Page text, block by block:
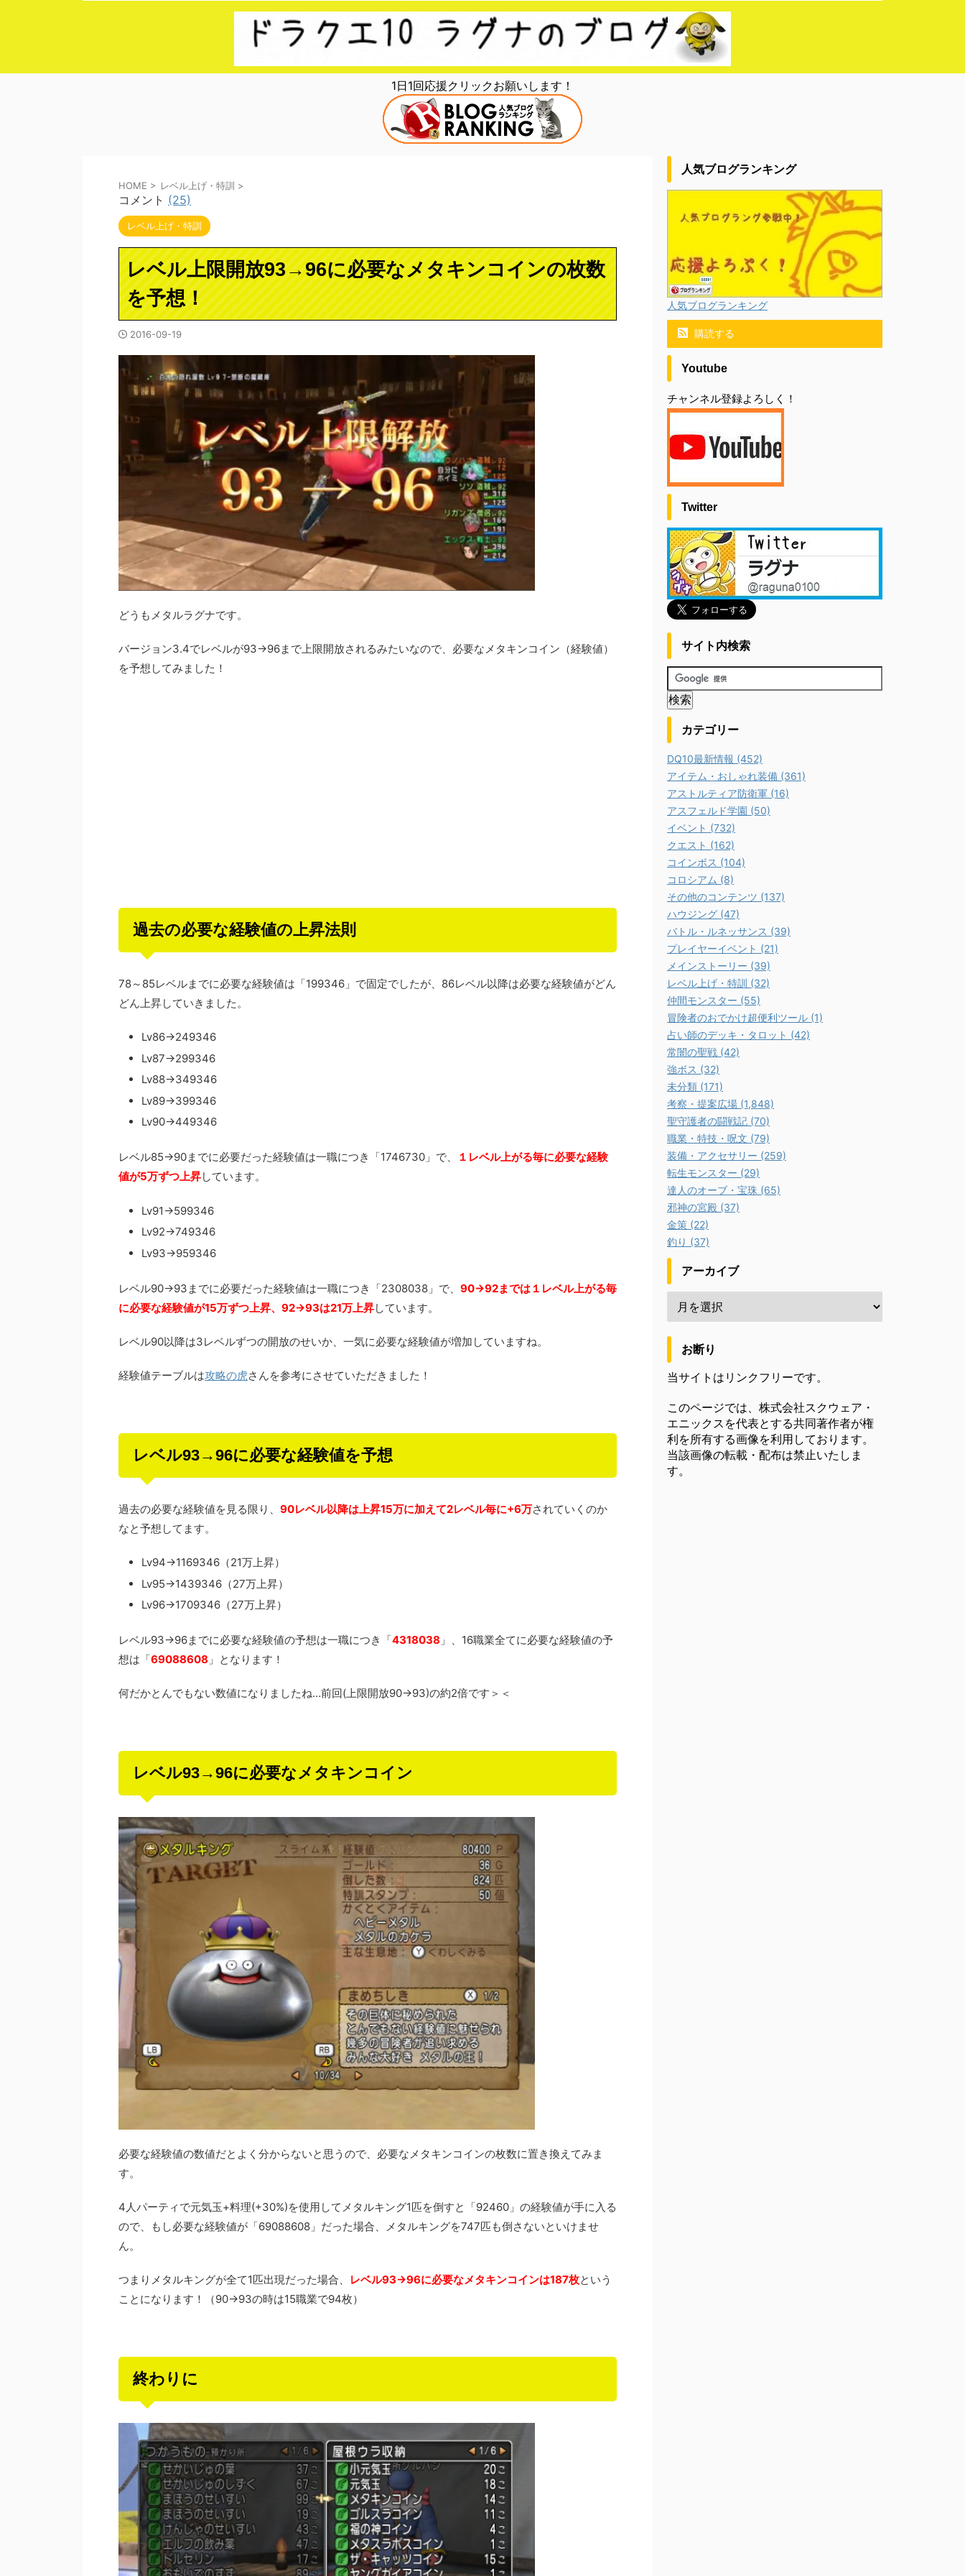
1日1回応援クリックお願いします！
HOME > レベル上げ・特訓 >
コメント (25)
レベル上げ・特訓
レベル上限開放93→96に必要なメタキンコインの枚数
を予想！
2016-09-19
どうもメタルラグナです。
バージョン3.4でレベルが93→96まで上限開放されるみたいなので、必要なメタキンコイン（経験値）
を予想してみました！
過去の必要な経験値の上昇法則
78～85レベルまでに必要な経験値は「199346」で固定でしたが、86レベル以降は必要な経験値がどん
どん上昇していきました。
Lv86→249346
Lv87→299346
Lv88→349346
Lv89→399346
Lv90→449346
レベル85→90までに必要だった経験値は一職につき「1746730」で、
１レベル上がる毎に必要な経験
値が5万ずつ上昇しています。
Lv91→599346
Lv92→749346
Lv93→959346
レベル90→93までに必要だった経験値は一職につき「2308038」で、 90→92までは １レベル上がる毎
に必要な経験値が15万ずつ上昇、92→93は21万上昇しています。
レベル90以降は3レベルずつの開放のせいか、一気に必要な経験値が増加していますね。
経験値テーブルは攻略の虎さんを参考にさせていただきました！
レベル93→96に必要な経験値を予想
過去の必要な経験値を見る限り、 90レベル以降は上昇15万に加えて2レベル毎に+6万されていくのか
なと予想してます。
Lv94→1169346（21万上昇）
Lv95→1439346（27万上昇）
Lv96→1709346（27万上昇）
レベル93→96までに必要な経験値の予想は一職につき「4318038 」、16職業全てに必要な経験値の予
想は「69088608 」となります！
何だかとんでもない数値になりましたね…前回(上限開放90→93)の約2倍です＞＜
レベル93→96に必要なメタキンコイン
必要な経験値の数値だとよく分からないと思うので、必要なメタキンコインの枚数に置き換えてみま
す。
4人パーティで元気玉+料理(+30%)を使用してメタルキング1匹を倒すと「92460」の経験値が手に入る
ので、もし必要な経験値が「69088608」だった場合、メタルキングを747匹も倒さないといけませ
ん。
つまりメタルキングが全て1匹出現だった場合、 レベル93→96に必要なメタキンコインは187枚という
ことになります！（90→93の時は15職業で94枚）
終わりに
人気ブログランキング
人気ブログランキング
購読する
Youtube
チャンネル登録よろしく！
Twitter
サイト内検索
カテゴリー
DQ10最新情報 (452)
アイテム・おしゃれ装備 (361)
アストルティア防衛軍 (16)
アスフェルド学園 (50)
イベント (732)
クエスト (162)
コインボス (104)
コロシアム (8)
その他のコンテンツ (137)
ハウジング (47)
バトル・ルネッサンス (39)
プレイヤーイベント (21)
メインストーリー (39)
レベル上げ・特訓 (32)
仲間モンスター (55)
冒険者のおでかけ超便利ツール (1)
占い師のデッキ・タロット (42)
常闇の聖戦 (42)
強ボス (32)
未分類 (171)
考察・提案広場 (1,848)
聖守護者の闘戦記 (70)
職業・特技・呪文 (79)
装備・アクセサリー (259)
転生モンスター (29)
達人のオーブ・宝珠 (65)
邪神の宮殿 (37)
金策 (22)
釣り (37)
アーカイブ
お断り
当サイトはリンクフリーです。
このページでは、株式会社スクウェア・
エニックスを代表とする共同著作者が権
利を所有する画像を利用しております。
当該画像の転載・配布は禁止いたしま
す。